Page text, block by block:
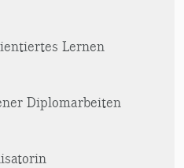
Lernen
Diplomarbeiten